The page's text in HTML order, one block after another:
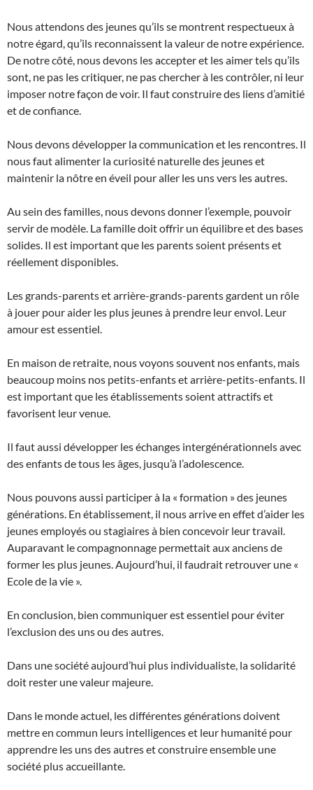
Nous attendons des jeunes qu’ils se montrent respectueux à
notre égard, qu’ils reconnaissent la valeur de notre expérience.
De notre côté, nous devons les accepter et les aimer tels qu’ils
sont, ne pas les critiquer, ne pas chercher à les contrôler, ni leur
imposer notre façon de voir. Il faut construire des liens d’amitié
et de confiance.
Nous devons développer la communication et les rencontres. Il
nous faut alimenter la curiosité naturelle des jeunes et
maintenir la nôtre en éveil pour aller les uns vers les autres.
Au sein des familles, nous devons donner l’exemple, pouvoir
servir de modèle. La famille doit offrir un équilibre et des bases
solides. Il est important que les parents soient présents et
réellement disponibles.
Les grands-parents et arrière-grands-parents gardent un rôle
à jouer pour aider les plus jeunes à prendre leur envol. Leur
amour est essentiel.
En maison de retraite, nous voyons souvent nos enfants, mais
beaucoup moins nos petits-enfants et arrière-petits-enfants. Il
est important que les établissements soient attractifs et
favorisent leur venue.
Il faut aussi développer les échanges intergénérationnels avec
des enfants de tous les âges, jusqu’à l’adolescence.
Nous pouvons aussi participer à la « formation » des jeunes
générations. En établissement, il nous arrive en effet d’aider les
jeunes employés ou stagiaires à bien concevoir leur travail.
Auparavant le compagnonnage permettait aux anciens de
former les plus jeunes. Aujourd’hui, il faudrait retrouver une «
Ecole de la vie ».
En conclusion, bien communiquer est essentiel pour éviter
l’exclusion des uns ou des autres.
Dans une société aujourd’hui plus individualiste, la solidarité
doit rester une valeur majeure.
Dans le monde actuel, les différentes générations doivent
mettre en commun leurs intelligences et leur humanité pour
apprendre les uns des autres et construire ensemble une
société plus accueillante.